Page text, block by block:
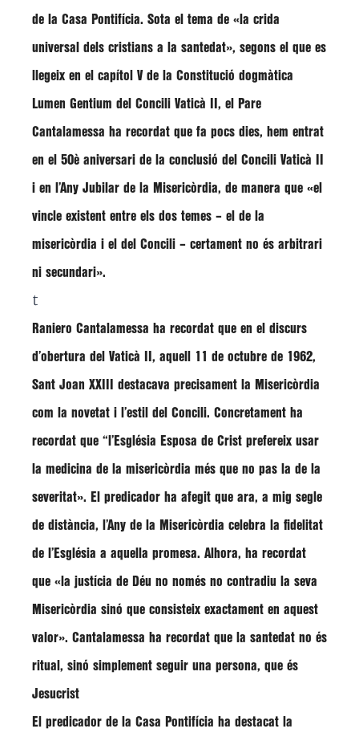
de la Casa Pontifícia. Sota el tema de «la crida
universal dels cristians a la santedat», segons el que es
llegeix en el capítol V de la Constitució dogmàtica
Lumen Gentium del Concili Vaticà II, el Pare
Cantalamessa ha recordat que fa pocs dies, hem entrat
en el 50è aniversari de la conclusió del Concili Vaticà II
i en l’Any Jubilar de la Misericòrdia, de manera que «el
vincle existent entre els dos temes – el de la
misericòrdia i el del Concili – certament no és arbitrari
ni secundari».
t
Raniero Cantalamessa ha recordat que en el discurs
d’obertura del Vaticà II, aquell 11 de octubre de 1962,
Sant Joan XXIII destacava precisament la Misericòrdia
com la novetat i l’estil del Concili. Concretament ha
recordat que “l’Església Esposa de Crist prefereix usar
la medicina de la misericòrdia més que no pas la de la
severitat». El predicador ha afegit que ara, a mig segle
de distància, l’Any de la Misericòrdia celebra la fidelitat
de l’Església a aquella promesa. Alhora, ha recordat
que «la justícia de Déu no només no contradiu la seva
Misericòrdia sinó que consisteix exactament en aquest
valor». Cantalamessa ha recordat que la santedat no és
ritual, sinó simplement seguir una persona, que és
Jesucrist
El predicador de la Casa Pontifícia ha destacat la